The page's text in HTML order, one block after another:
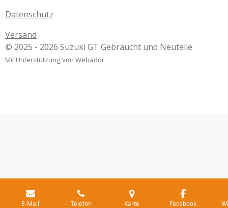
Datenschutz
Versand
© 2025 - 2026 Suzuki GT Gebraucht und Neuteile
Mit Unterstützung von Webador
E-Mail Telefon Karte Facebook